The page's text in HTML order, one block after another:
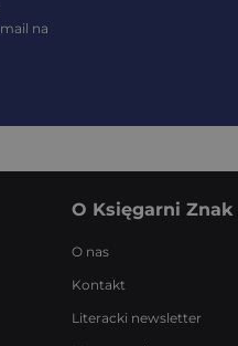
na
O Księgarni Znak
O nas
Kontakt
Literacki newsletter